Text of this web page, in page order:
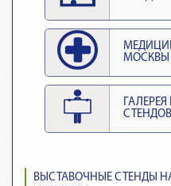
МОСКВЫ
ВЫСТАВОЧНЫЕ СТЕНДЫ